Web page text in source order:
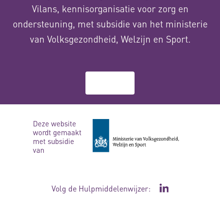
Vilans, kennisorganisatie voor zorg en
ondersteuning, met subsidie van het ministerie
van Volksgezondheid, Welzijn en Sport.
Deze website
wordt gemaakt
met subsidie
van
Volg de Hulpmiddelenwijzer: Ga naar de